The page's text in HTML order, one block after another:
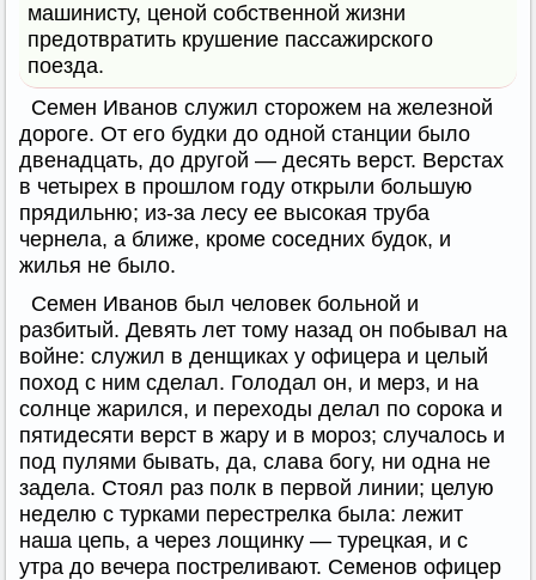
машинисту, ценой собственной жизни
предотвратить крушение пассажирского
поезда.
Семен Иванов служил сторожем на железной
дороге. От его будки до одной станции было
двенадцать, до другой — десять верст. Верстах
в четырех в прошлом году открыли большую
прядильню; из-за лесу ее высокая труба
чернела, а ближе, кроме соседних будок, и
жилья не было.
Семен Иванов был человек больной и
разбитый. Девять лет тому назад он побывал на
войне: служил в денщиках у офицера и целый
поход с ним сделал. Голодал он, и мерз, и на
солнце жарился, и переходы делал по сорока и
пятидесяти верст в жару и в мороз; случалось и
под пулями бывать, да, слава богу, ни одна не
задела. Стоял раз полк в первой линии; целую
неделю с турками перестрелка была: лежит
наша цепь, а через лощинку — турецкая, и с
утра до вечера постреливают. Семенов офицер